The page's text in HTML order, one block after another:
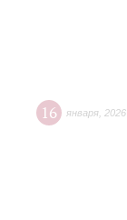
16 января 2026